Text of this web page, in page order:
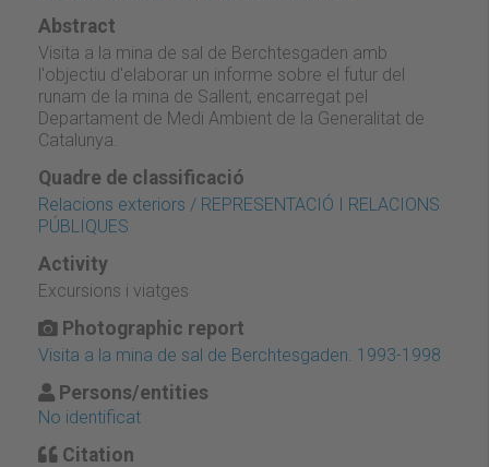
Abstract
Visita a la mina de sal de Berchtesgaden amb
l'objectiu d'elaborar un informe sobre el futur del
runam de la mina de Sallent, encarregat pel
Departament de Medi Ambient de la Generalitat de
Catalunya.
Quadre de classificació
Relacions exteriors / REPRESENTACIÓ I RELACIONS
PÚBLIQUES
Activity
Excursions i viatges
Photographic report
Visita a la mina de sal de Berchtesgaden. 1993-1998
Persons/entities
No identificat
Citation